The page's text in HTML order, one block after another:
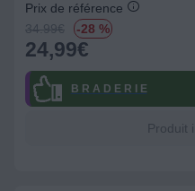
Prix de référence
34.99€ -28 %
24,99€
B R A D E R I E
Produit